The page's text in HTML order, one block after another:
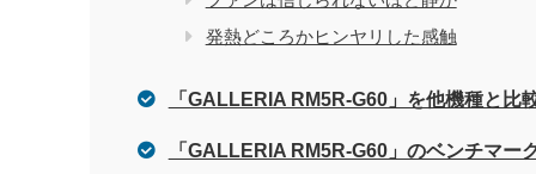
発熱どころかヒンヤリした感触
「GALLERIA RM5R-G60」を他機種と比
「GALLERIA RM5R-G60」のベンチマー